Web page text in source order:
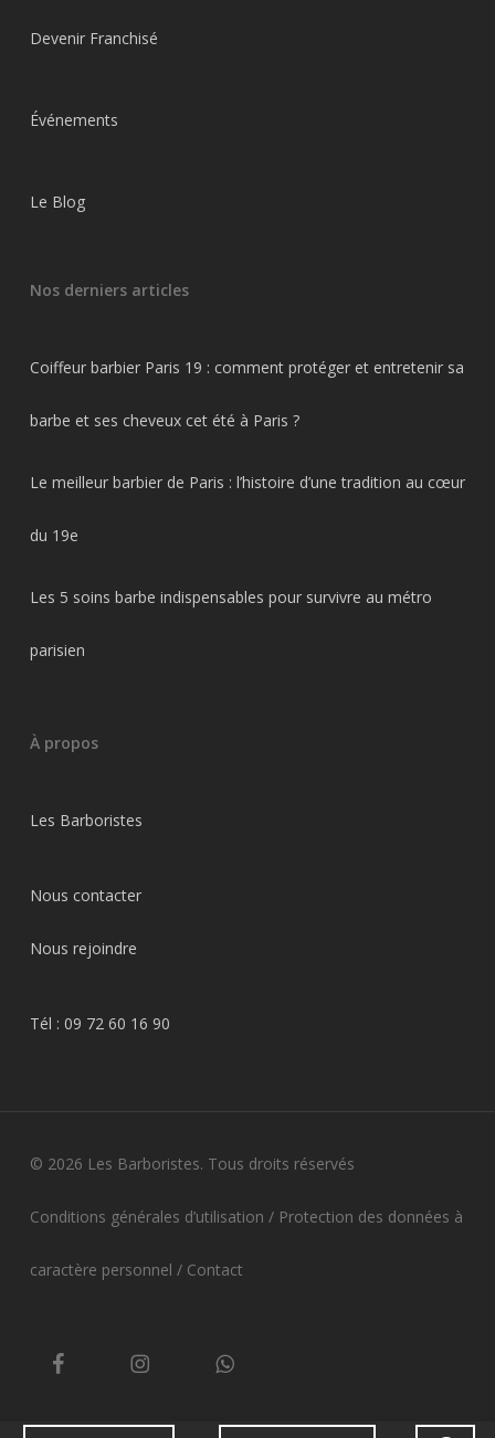
Devenir Franchisé
Événements
Le Blog
Nos derniers articles
Coiffeur barbier Paris 19 : comment protéger et entretenir sa
barbe et ses cheveux cet été à Paris ?
Le meilleur barbier de Paris : l’histoire d’une tradition au cœur
du 19e
Les 5 soins barbe indispensables pour survivre au métro
parisien
À propos
Les Barboristes
Nous contacter
Nous rejoindre
Tél : 09 72 60 16 90
© 2026 Les Barboristes. Tous droits réservés
Conditions générales d’utilisation / Protection des données à
caractère personnel / Contact
facebook instagram whatsapp